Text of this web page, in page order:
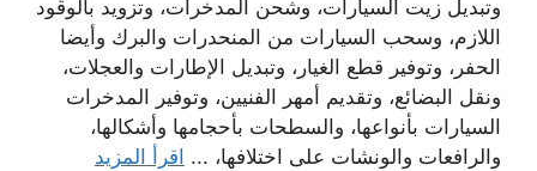
وتبديل زيت السيارات، وشحن المدخرات، وتزويد بالوقود
اللازم، وسحب السيارات من المنحدرات والبرك وأيضا
الحفر، وتوفير قطع الغيار، وتبديل الإطارات والعجلات،
ونقل البضائع، وتقديم أمهر الفنيين، وتوفير المدخرات
السيارات بأنواعها، والسطحات بأحجامها وأشكالها،
والرافعات والونشات على اختلافها، ... اقرأ المزيد